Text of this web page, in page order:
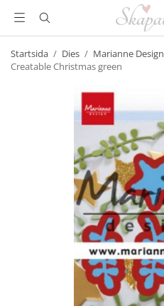
Startsida / Dies / Marianne Design
Creatable Christmas green